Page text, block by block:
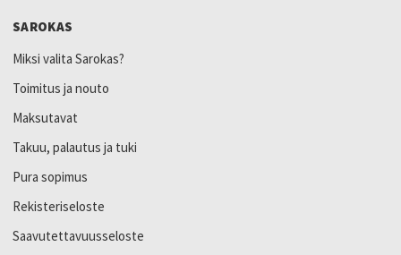
SAROKAS
Miksi valita Sarokas?
Toimitus ja nouto
Maksutavat
Takuu, palautus ja tuki
Pura sopimus
Rekisteriseloste
Saavutettavuusseloste